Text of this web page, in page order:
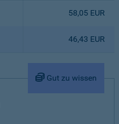
58,05 EUR
46,43 EUR
Gut zu wissen